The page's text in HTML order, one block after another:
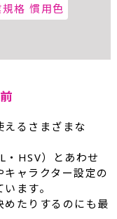
格 慣用色
えるさまざまな
・HSV）とあわせ
ャラクター設定の
ます。
めたりするのにも最